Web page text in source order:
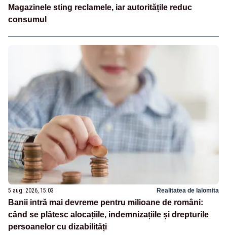
Magazinele sting reclamele, iar autoritățile reduc
consumul
5 aug. 2026, 15:03 Realitatea de Ialomita
Banii intră mai devreme pentru milioane de români:
când se plătesc alocațiile, indemnizațiile și drepturile
persoanelor cu dizabilități